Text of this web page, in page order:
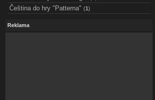
Čeština do hry "Patterna" (1)
Reklama